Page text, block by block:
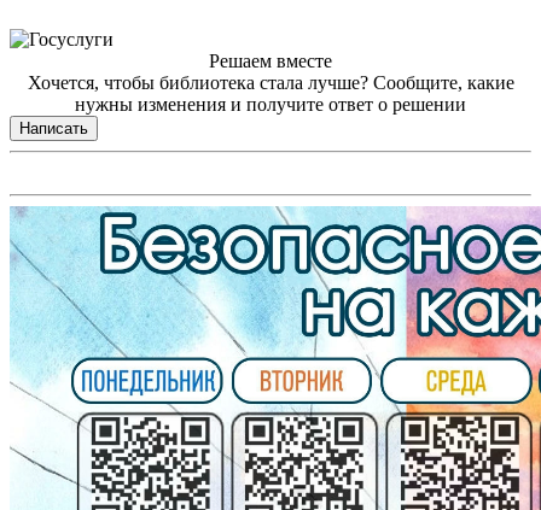
Решаем вместе
Хочется, чтобы библиотека стала лучше? Сообщите, какие
нужны изменения и получите ответ о решении
Написать